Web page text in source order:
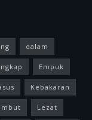
dalam
Empuk
Kebakaran
Lezat